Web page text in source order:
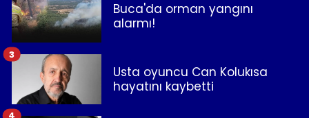
Buca'da orman yangını
alarmı!
Usta oyuncu Can Kolukısa
hayatını kaybetti
3